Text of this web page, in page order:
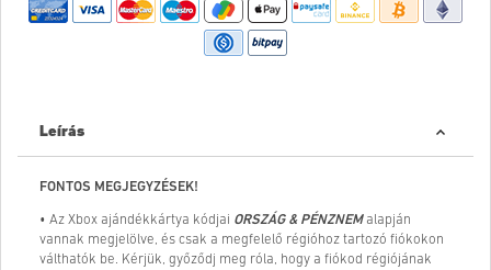
Leírás
FONTOS MEGJEGYZÉSEK!
• Az Xbox ajándékkártya kódjai ORSZÁG & PÉNZNEMalapján
vannak megjelölve, és csak a megfelelő régióhoz tartozó fiókokon
válthatók be. Kérjük, győződj meg róla, hogy a fiókod régiójának